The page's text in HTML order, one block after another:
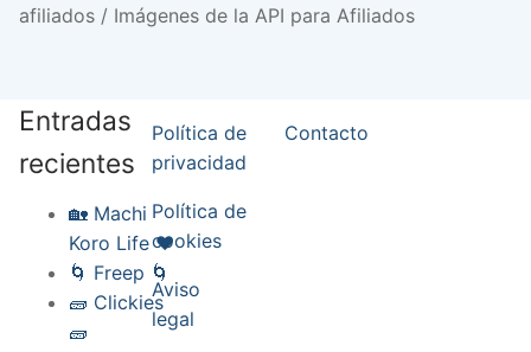
afiliados / Imágenes de la API para Afiliados
Entradas
recientes
🏡 Machi
Koro Life ❤️
🌀 Freep 🌀
🧱 Clickies
🧱
Política de
privacidad
Política de
cookies
Aviso
legal
Contacto